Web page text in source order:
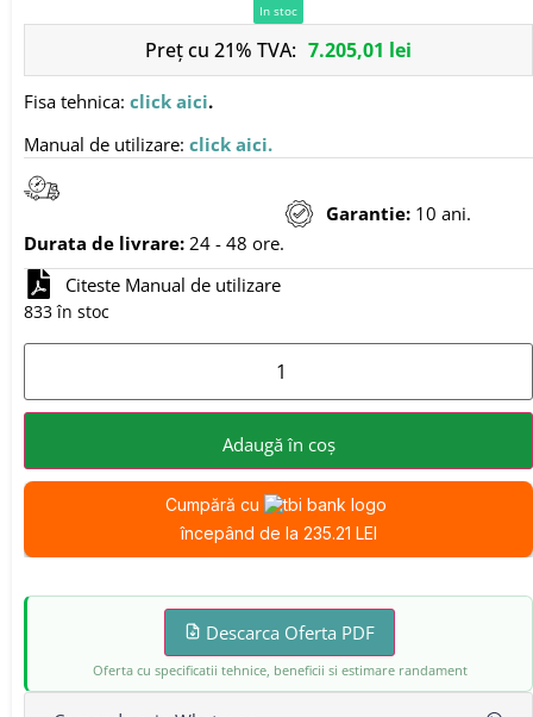
In stoc
Preț cu 21% TVA: 7.205,01 lei
Fisa tehnica: click aici.
Manual de utilizare: click aici.
Durata de livrare: 24 - 48 ore.
Garantie: 10 ani.
Citeste Manual de utilizare
833 în stoc
Adaugă în coș
Cumpără cu
începând de la 235.21 LEI
Descarca Oferta PDF
Oferta cu specificatii tehnice, beneficii si estimare randament